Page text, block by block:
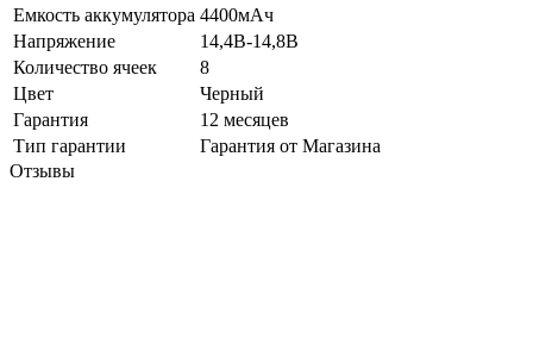
Емкость аккумулятора 4400мАч
Напряжение
14,4В-14,8В
Количество ячеек
8
Цвет
Черный
Гарантия
12 месяцев
Тип гарантии
Гарантия от Магазина
Отзывы